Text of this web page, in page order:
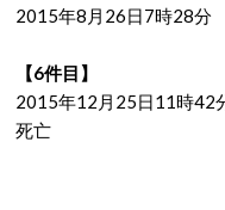
2015年8月26日7時28分
【6件目】
2015年12月25日11時42
死亡